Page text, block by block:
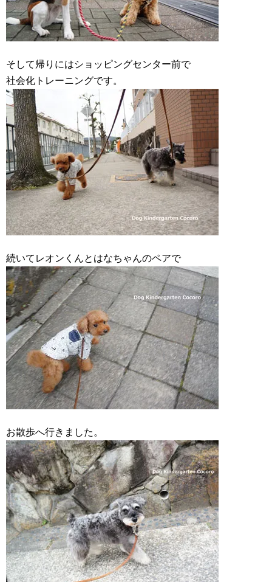
そして帰りにはショッピングセンター前で
社会化トレーニングです。
続いてレオンくんとはなちゃんのペアで
お散歩へ行きました。